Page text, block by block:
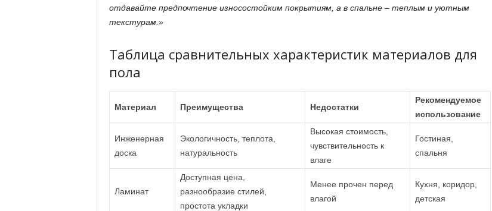
отдавайте предпочтение износостойким покрытиям, а в спальне – теплым и уютным
текстурам.»
Таблица сравнительных характеристик материалов для
пола
Материал Преимущества Недостатки
Рекомендуемое
использование
Инженерная
доска
Экологичность, теплота,
натуральность
Высокая стоимость,
чувствительность к
влаге
Гостиная,
спальня
Ламинат
Доступная цена,
разнообразие стилей,
простота укладки
Менее прочен перед
влагой
Кухня, коридор,
детская